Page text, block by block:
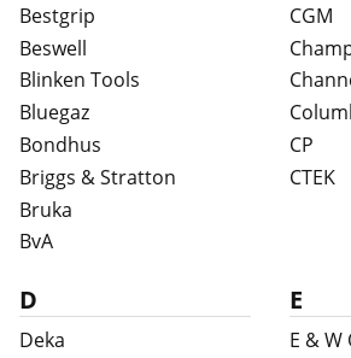
Bestgrip
Beswell
Blinken Tools
Bluegaz
Bondhus
Briggs & Stratton
Bruka
BvA
CGM
CP
CTEK
D
Deka
E
E &